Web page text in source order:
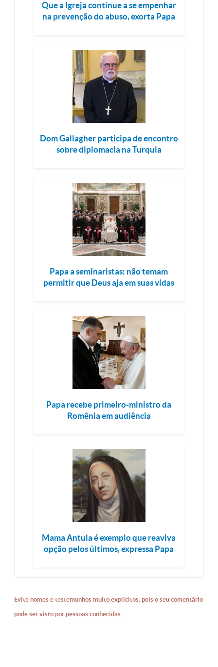
Que a Igreja continue a se empenhar
na prevenção do abuso, exorta Papa
Dom Gallagher participa de encontro
sobre diplomacia na Turquia
Papa a seminaristas: não temam
permitir que Deus aja em suas vidas
Papa recebe primeiro-ministro da
Romênia em audiência
Mama Antula é exemplo que reaviva
opção pelos últimos, expressa Papa
Evite nomes e testemunhos muito explícitos, pois o seu comentário
pode ser visto por pessoas conhecidas.